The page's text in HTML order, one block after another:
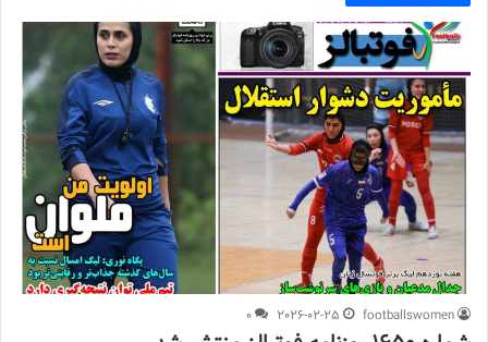
footballswomen
2026-02-25
0